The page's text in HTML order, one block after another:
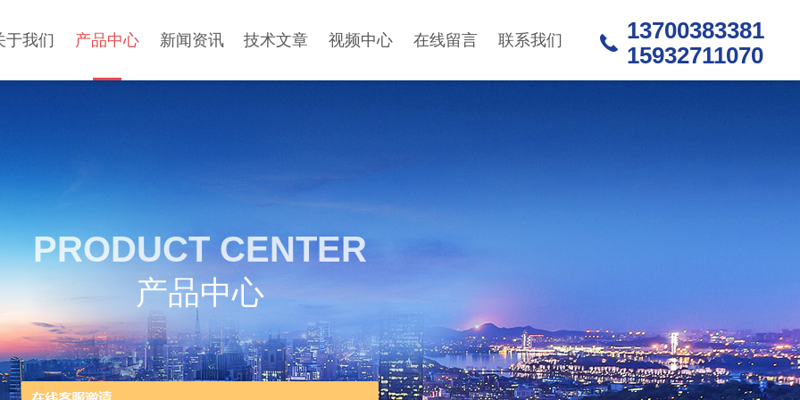
于我们 产品中心 新闻资讯 技术文章 视频中心 在线留言 联系我们
13700383381
15932711070
PRODUCT CENTER
产品中心